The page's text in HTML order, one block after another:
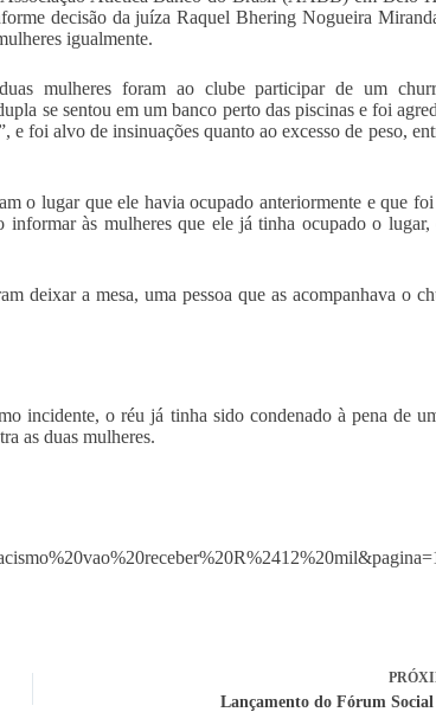
decisão da juíza Raquel Bhering Nogueira
igualmente.
mulheres foram ao clube participar de um
se sentou em um banco perto das piscinas e foi
e foi alvo de insinuações quanto ao excesso de peso,
o lugar que ele havia ocupado anteriormente e que
às mulheres que ele já tinha ocupado o lugar,
deixar a mesa, uma pessoa que as acompanhava o
incidente, o réu já tinha sido condenado à pena de
as duas mulheres.
Lançamento do Fórum